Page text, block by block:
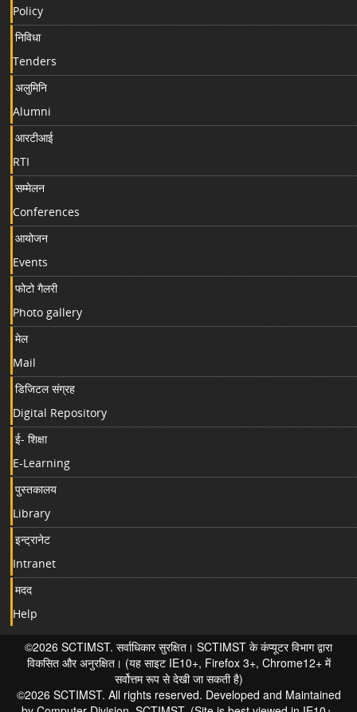
Policy
निविधा
Tenders
अलुमिनि
Alumni
आरटीआई
RTI
सम्मेलन
Conferences
आयोजन
Events
फोटो गैलरी
Photo gallery
मेल
Mail
डिजिटल संग्रह
Digital Repository
ई- शिक्षा
E-Learning
पुस्तकालय
Library
इन्ट्रानेट
Intranet
मदद
Help
©2026 SCTIMST. सर्वाधिकार सुरक्षित। SCTIMST के कंप्यूटर विभाग द्वारा
विकसित और अनुरक्षित। (यह साइट IE10+, Firefox 3+, Chrome12+ में
सर्वोत्तम रूप से देखी जा सकती है)
©2026 SCTIMST. All rights reserved. Developed and Maintained